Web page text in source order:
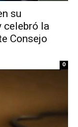
su
celebró la
Consejo
0